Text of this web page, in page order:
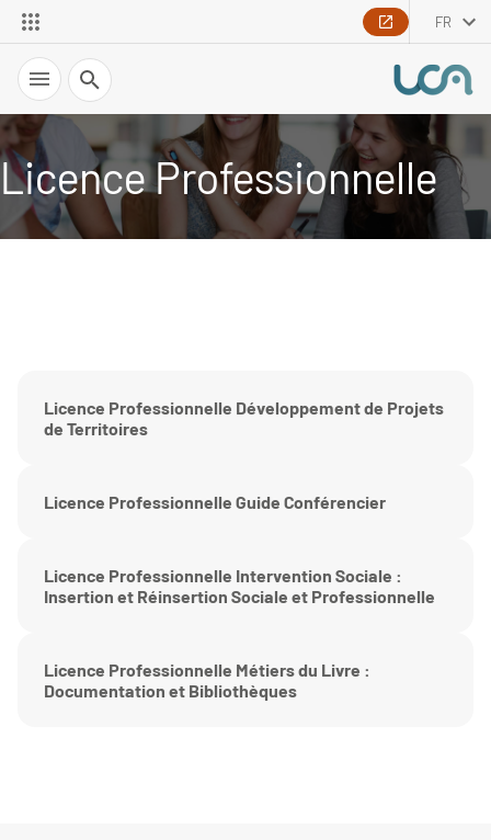
FR
Recherche
Licence Professionnelle
Licence Professionnelle Développement de Projets
de Territoires
Licence Professionnelle Guide Conférencier
Licence Professionnelle Intervention Sociale :
Insertion et Réinsertion Sociale et Professionnelle
Licence Professionnelle Métiers du Livre :
Documentation et Bibliothèques